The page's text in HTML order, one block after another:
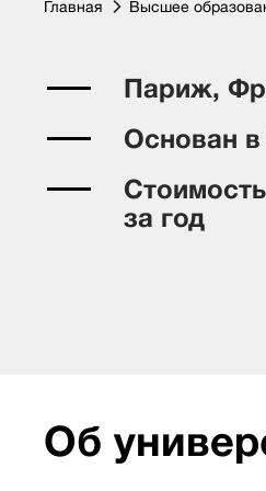
Главная Высшее
Париж,
Основан в
за год
Об